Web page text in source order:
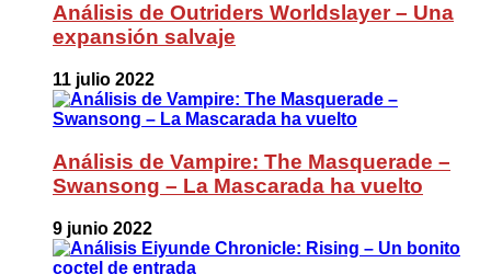
Análisis de Outriders Worldslayer – Una
expansión salvaje
11 julio 2022
Análisis de Vampire: The Masquerade –
Swansong – La Mascarada ha vuelto
9 junio 2022